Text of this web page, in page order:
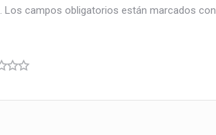
Los campos obligatorios están marcados con